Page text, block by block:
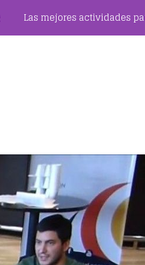
Las mejores actividades